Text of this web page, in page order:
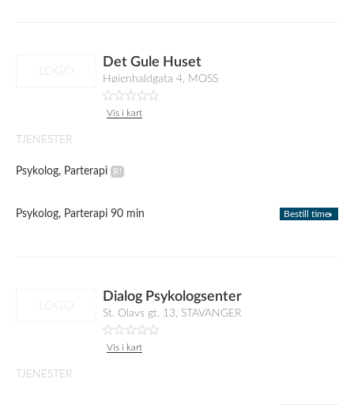
Det Gule Huset
Høienhaldgata 4, MOSS
Vis i kart
TJENESTER
Psykolog, Parterapi
Psykolog, Parterapi 90 min Bestill time
Dialog Psykologsenter
St. Olavs gt. 13, STAVANGER
Vis i kart
TJENESTER